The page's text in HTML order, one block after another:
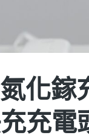
化
充電